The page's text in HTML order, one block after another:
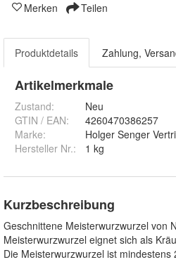
Merken Teilen
Produktdetails Zahlung,
Artikelmerkmale
Zustand:
Neu
GTIN / EAN:
4260470386257
Marke:
Holger Senger
Hersteller Nr.:
1 kg
Kurzbeschreibung
Geschnittene Meisterwurzwurzel von
Meisterwurzwurzel eignet sich als
Die Meisterwurzwurzel ist mindestens